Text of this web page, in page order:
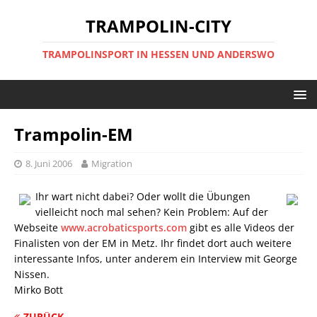
TRAMPOLIN-CITY
TRAMPOLINSPORT IN HESSEN UND ANDERSWO
Trampolin-EM
8. Juni 2006 Migration
Ihr wart nicht dabei? Oder wollt die Übungen
vielleicht noch mal sehen? Kein Problem: Auf der
Webseite www.acrobaticsports.com gibt es alle Videos der
Finalisten von der EM in Metz. Ihr findet dort auch weitere
interessante Infos, unter anderem ein Interview mit George
Nissen.
Mirko Bott